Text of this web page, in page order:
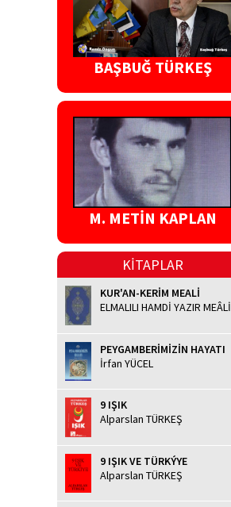
BAŞBUĞ TÜRKEŞ
M. METİN KAPLAN
KİTAPLAR
KUR'AN-KERİM MEALİ
ELMALILI HAMDİ YAZIR MEÂLİ
PEYGAMBERİMİZİN HAYATI
İrfan YÜCEL
9 IŞIK
Alparslan TÜRKEŞ
9 IŞIK VE TÜRKÝYE
Alparslan TÜRKEŞ